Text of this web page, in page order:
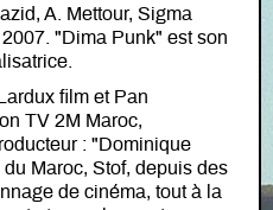
A. Mettour, Sigma
"Dima Punk" est son
film et Pan
TV 2M Maroc,
: "Dominique
Maroc, Stof, depuis des
de cinéma, tout à la